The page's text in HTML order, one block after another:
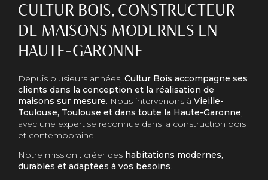
CULTUR BOIS, CONSTRUCTEUR
DE MAISONS MODERNES EN
HAUTE-GARONNE
Depuis plusieurs années, Cultur Bois accompagne ses
clients dans la conception et la réalisation de
maisons sur mesure. Nous intervenons à Vieille-
Toulouse, Toulouse et dans toute la Haute-Garonne,
avec une expertise reconnue dans la construction bois
et contemporaine.
Notre mission : créer des habitations modernes,
durables et adaptées à vos besoins.